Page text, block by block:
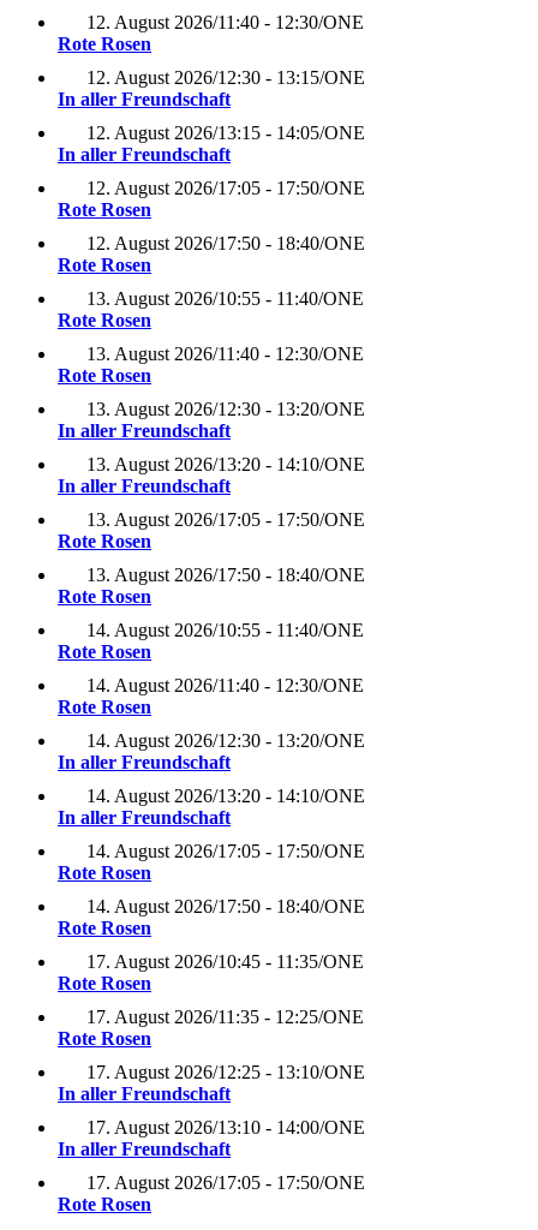
12. August 2026/11:40 - 12:30/ONE
Rote Rosen
12. August 2026/12:30 - 13:15/ONE
In aller Freundschaft
12. August 2026/13:15 - 14:05/ONE
In aller Freundschaft
12. August 2026/17:05 - 17:50/ONE
Rote Rosen
12. August 2026/17:50 - 18:40/ONE
Rote Rosen
13. August 2026/10:55 - 11:40/ONE
Rote Rosen
13. August 2026/11:40 - 12:30/ONE
Rote Rosen
13. August 2026/12:30 - 13:20/ONE
In aller Freundschaft
13. August 2026/13:20 - 14:10/ONE
In aller Freundschaft
13. August 2026/17:05 - 17:50/ONE
Rote Rosen
13. August 2026/17:50 - 18:40/ONE
Rote Rosen
14. August 2026/10:55 - 11:40/ONE
Rote Rosen
14. August 2026/11:40 - 12:30/ONE
Rote Rosen
14. August 2026/12:30 - 13:20/ONE
In aller Freundschaft
14. August 2026/13:20 - 14:10/ONE
In aller Freundschaft
14. August 2026/17:05 - 17:50/ONE
Rote Rosen
14. August 2026/17:50 - 18:40/ONE
Rote Rosen
17. August 2026/10:45 - 11:35/ONE
Rote Rosen
17. August 2026/11:35 - 12:25/ONE
Rote Rosen
17. August 2026/12:25 - 13:10/ONE
In aller Freundschaft
17. August 2026/13:10 - 14:00/ONE
In aller Freundschaft
17. August 2026/17:05 - 17:50/ONE
Rote Rosen